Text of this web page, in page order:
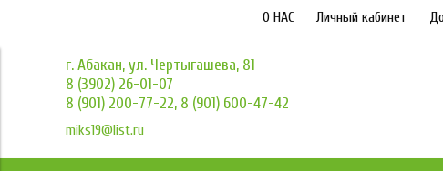
О НАС Личный кабинет
г. Абакан, ул. Чертыгашева, 81
8 (3902) 26-01-07
8 (901) 200-77-22, 8 (901) 600-47-42
miks19@list.ru